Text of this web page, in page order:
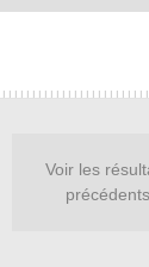
Voir les
précédents